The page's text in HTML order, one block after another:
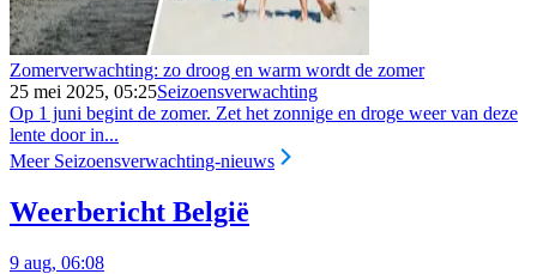
Zomerverwachting: zo droog en warm wordt de zomer
25 mei 2025, 05:25Seizoensverwachting
Op 1 juni begint de zomer. Zet het zonnige en droge weer van deze
lente door in...
Meer Seizoensverwachting-nieuws
Weerbericht België
9 aug, 06:08